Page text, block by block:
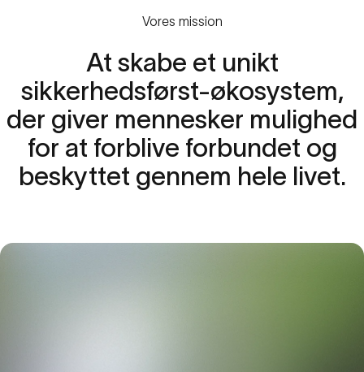
Vores mission
At skabe et unikt
sikkerhedsførst-økosystem,
der giver mennesker mulighed
for at forblive forbundet og
beskyttet gennem hele livet.